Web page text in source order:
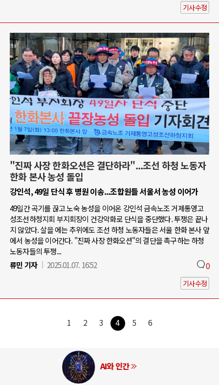
기사수정
"진짜 사장 한화오션은 결단하라"...조선 하청 노동자
한화 본사 농성 돌입
강인석, 49일 단식 후 병원 이송...조합원들 서울서 농성 이어가
49일간 곡기를 끊고 노숙 농성을 이어온 강인석 금속노조 거제통영고
성조선하청지회 부지회장이 건강악화로 단식을 중단했다. 투쟁은 끝나
지 않았다. 살을 에는 추위에도 조선 하청 노동자들은 서울 한화 본사 앞
에서 농성을 이어간다. "진짜 사장 한화오션"의 결단을 촉구하는 하청
노동자들의 투쟁...
류민 기자
2025.01.07. 16:52 0
기사수정
1 2 3 4 5 6
AI와 인간